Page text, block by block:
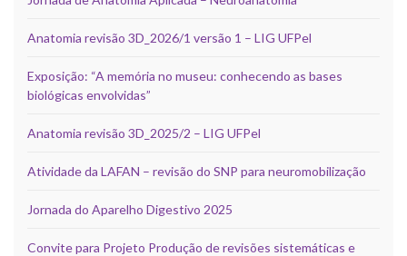
Anatomia revisão 3D_2026/1 versão 1 – LIG UFPel
Exposição: “A memória no museu: conhecendo as bases
biológicas envolvidas”
Anatomia revisão 3D_2025/2 – LIG UFPel
Atividade da LAFAN – revisão do SNP para neuromobilização
Jornada do Aparelho Digestivo 2025
Convite para Projeto Produção de revisões sistemáticas e